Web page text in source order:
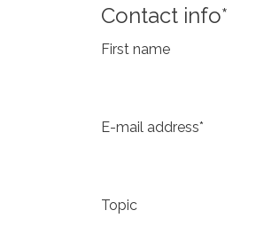
Contact info*
First name
E-mail address*
Topic